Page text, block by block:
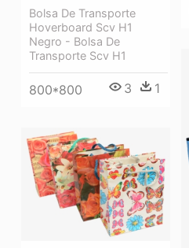
Bolsa De Transporte
Hoverboard Scv H1
Negro - Bolsa De
Transporte Scv H1
800*800 3 1